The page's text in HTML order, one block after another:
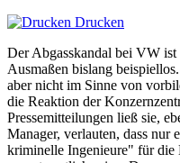
Drucken
Der Abgasskandal bei VW ist
Ausmaßen bislang
aber nicht im Sinne von
die Reaktion der
Pressemitteilungen ließ sie,
Manager, verlauten, dass nur
kriminelle Ingenieure" für die